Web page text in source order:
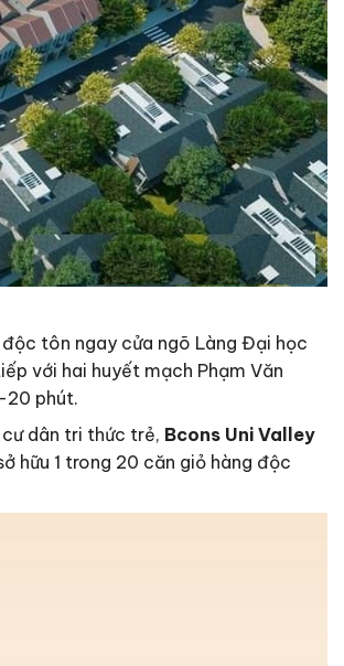
tôn ngay cửa ngõ Làng Đại học
với hai huyết mạch Phạm Văn
20 phút.
dân tri thức trẻ, Bcons Uni Valley
hữu 1 trong 20 căn giỏ hàng độc